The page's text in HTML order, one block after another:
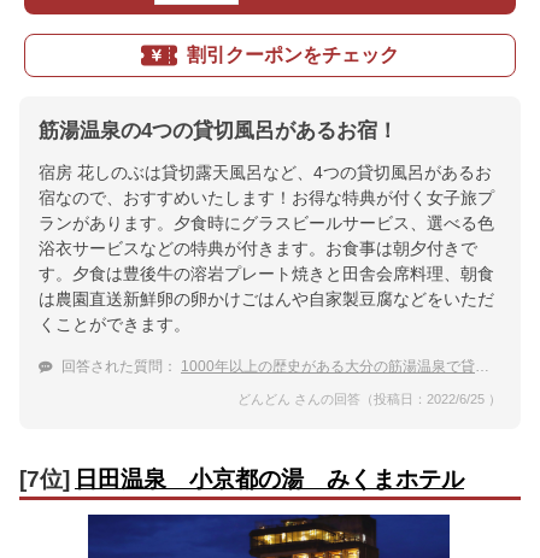
割引クーポンをチェック
筋湯温泉の4つの貸切風呂があるお宿！
宿房 花しのぶは貸切露天風呂など、4つの貸切風呂があるお
宿なので、おすすめいたします！お得な特典が付く女子旅プ
ランがあります。夕食時にグラスビールサービス、選べる色
浴衣サービスなどの特典が付きます。お食事は朝夕付きで
す。夕食は豊後牛の溶岩プレート焼きと田舎会席料理、朝食
は農園直送新鮮卵の卵かけごはんや自家製豆腐などをいただ
くことができます。
回答された質問： 1000年以上の歴史がある大分の筋湯温泉で貸切風呂がある温泉宿
どんどん さんの回答（投稿日：2022/6/25 ）
[7位] 日田温泉 小京都の湯 みくまホテル